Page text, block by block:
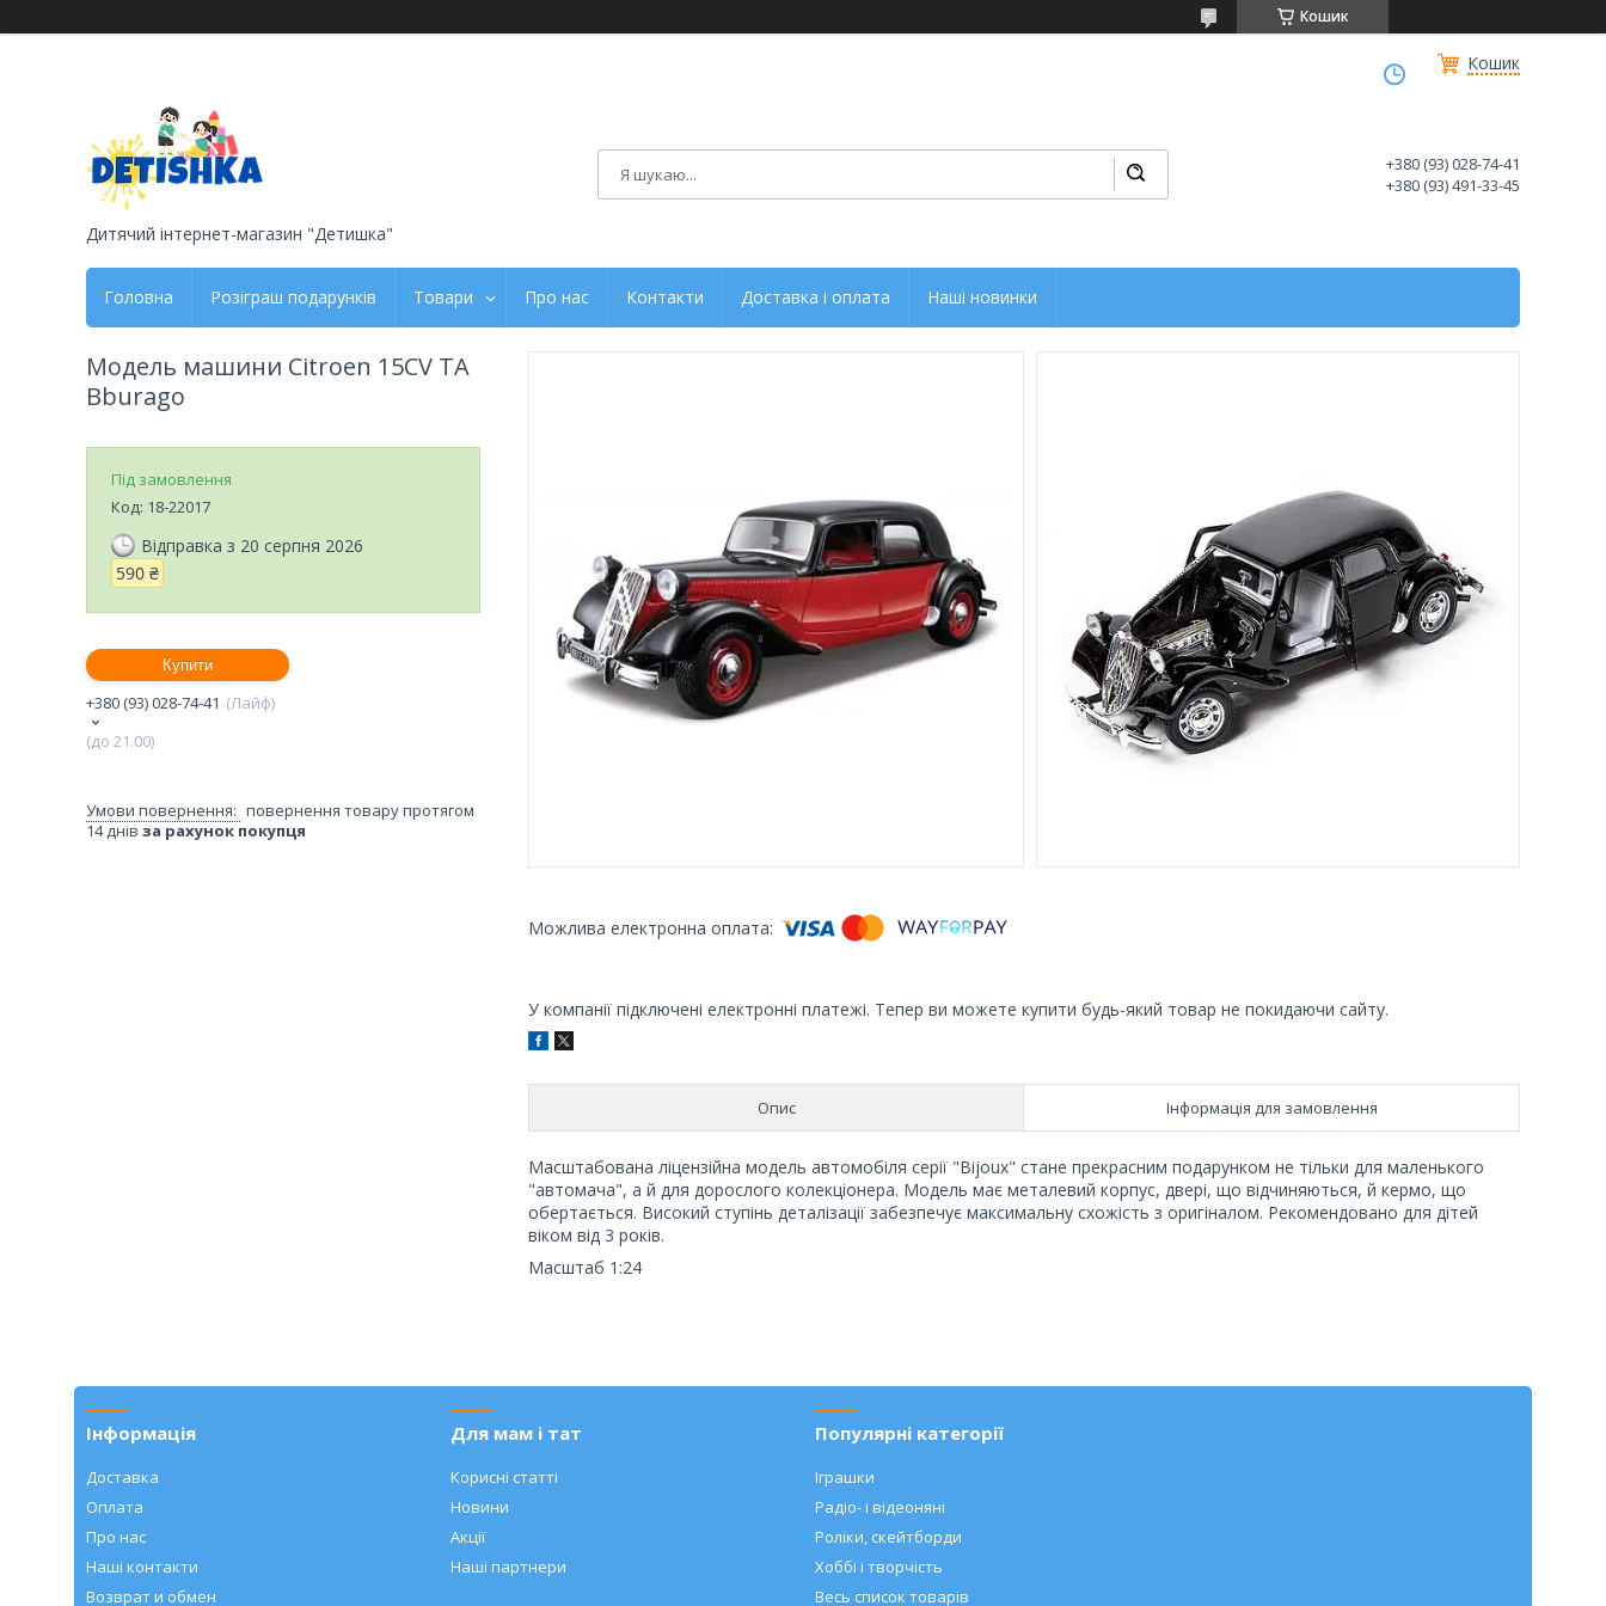
Кошик
Кошик
Дитячий інтернет-магазин "Детишка"
+380 (93) 028-74-41
+380 (93) 491-33-45
Головна Розіграш подарунків Товари Про нас Контакти Доставка і оплата Наші новинки
У компанії підключені електронні платежі. Тепер ви можете купити будь-який товар не покидаючи сайту.
Опис Інформація для замовлення
Масштабована ліцензійна модель автомобіля серії "Bijoux" стане прекрасним подарунком не тільки для маленького
"автомача", а й для дорослого колекціонера. Модель має металевий корпус, двері, що відчиняються, й кермо, що
обертається. Високий ступінь деталізації забезпечує максимальну схожість з оригіналом. Рекомендовано для дітей
віком від 3 років.
Масштаб 1:24
Модель машини Citroen 15CV TA
Bburago
Під замовлення
Код: 18-22017
Відправка з 20 серпня 2026
590 ₴
Купити
+380 (93) 028-74-41
Лайф
(до 21.00)
повернення товару протягом
14 днів за рахунок покупця
Інформація
Доставка
Оплата
Про нас
Наші контакти
Возврат и обмен
Для мам і тат
Корисні статті
Новини
Акції
Наші партнери
Популярні категорії
Іграшки
Радіо- і відеоняні
Роліки, скейтборди
Хоббі і творчість
Весь список товарів